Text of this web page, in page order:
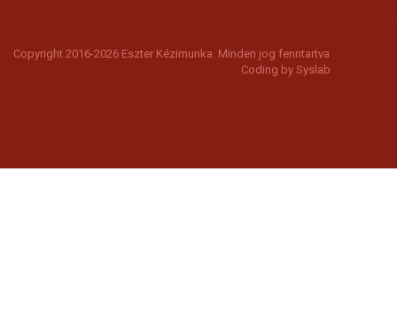
Copyright 2016-2026 Eszter Kézimunka. Minden jog fenntartva
Coding by Syslab